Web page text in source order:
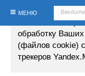
Продолжая
сайтом, Вы
обработку
(файлов cookie)
трекеров
МЕНЮ